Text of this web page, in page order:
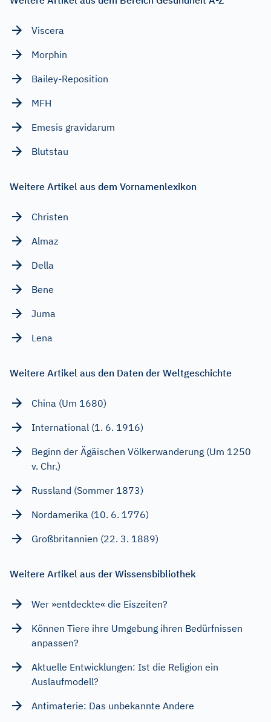
Viscera
Morphin
Bailey-Reposition
MFH
Emesis gravidarum
Blutstau
Weitere Artikel aus dem Vornamenlexikon
Christen
Almaz
Della
Bene
Juma
Lena
Weitere Artikel aus den Daten der Weltgeschichte
China (Um 1680)
International (1. 6. 1916)
Beginn der Ägäischen Völkerwanderung (Um 1250
v. Chr.)
Russland (Sommer 1873)
Nordamerika (10. 6. 1776)
Großbritannien (22. 3. 1889)
Weitere Artikel aus der Wissensbibliothek
Wer »entdeckte« die Eiszeiten?
Können Tiere ihre Umgebung ihren Bedürfnissen
anpassen?
Aktuelle Entwicklungen: Ist die Religion ein
Auslaufmodell?
Antimaterie: Das unbekannte Andere